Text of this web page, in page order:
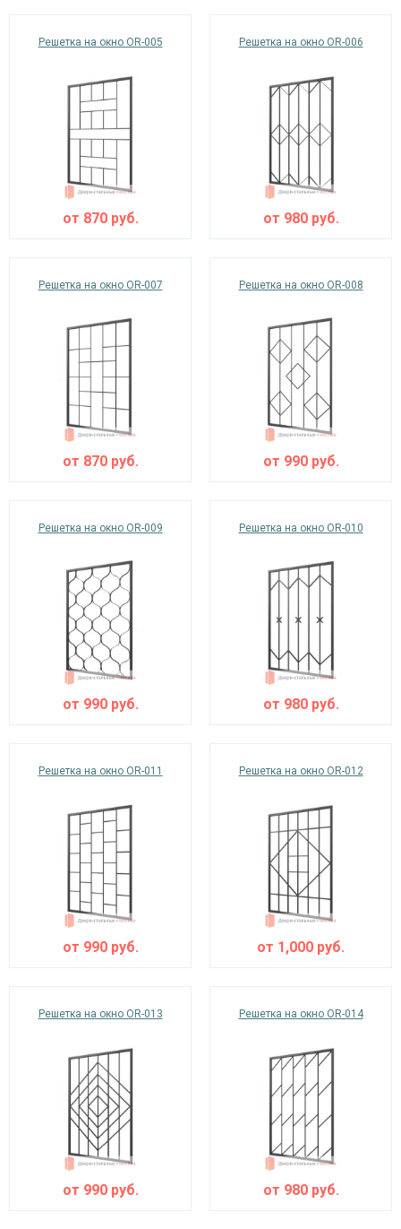
Решетка на окно OR-005
от 870руб.
Решетка на окно OR-006
от 980руб.
Решетка на окно OR-007
от 870руб.
Решетка на окно OR-008
от 990руб.
Решетка на окно OR-009
от 990руб.
Решетка на окно OR-010
от 980руб.
Решетка на окно OR-011
от 990руб.
Решетка на окно OR-012
от 1,000 руб.
Решетка на окно OR-013
от 990руб.
Решетка на окно OR-014
от 980руб.